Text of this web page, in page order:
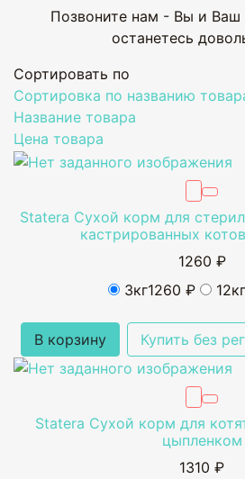
Позвоните нам - Вы и Ваш
останетесь
Сортировать по
Сортировка по названию
Название товара
Цена товара
Statera Сухой корм для
кастрированных
1260 ₽
3кг1260 ₽ 12кг
В корзину Купить без
Statera Сухой корм для
цыпленком
1310 ₽